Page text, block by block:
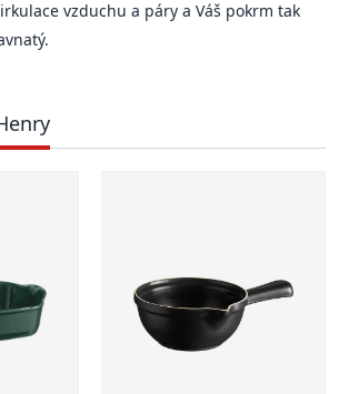
vzduchu a páry a Váš pokrm tak